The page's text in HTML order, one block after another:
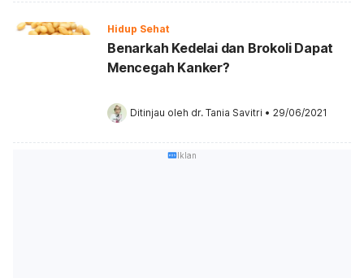
Hidup Sehat
Benarkah Kedelai dan Brokoli Dapat
Mencegah Kanker?
Ditinjau oleh dr. Tania Savitri • 29/06/2021
Iklan